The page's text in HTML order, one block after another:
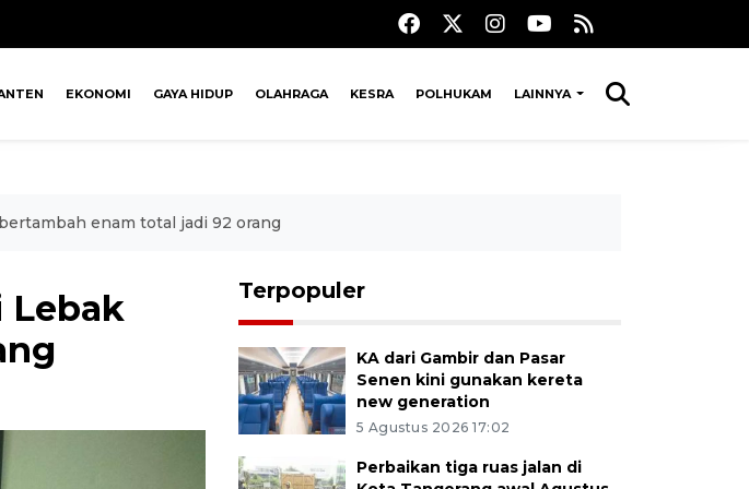
EKONOMI GAYA HIDUP OLAHRAGA KESRA POLHUKAM LAINNYA
enam total jadi 92 orang
Lebak
Terpopuler
KA dari Gambir dan Pasar
Senen kini gunakan kereta
new generation
5 Agustus 2026 17:02
Perbaikan tiga ruas jalan di